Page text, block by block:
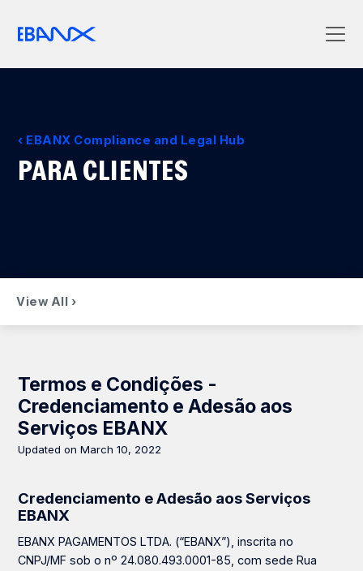
EBANX Compliance and Legal Hub
PARA CLIENTES
View All
Termos e Condições -
Credenciamento e Adesão aos
Serviços EBANX
Updated on March 10, 2022
Credenciamento e Adesão aos Serviços
EBANX
EBANX PAGAMENTOS LTDA. (“EBANX”), inscrita no
CNPJ/MF sob o nº 24.080.493.0001-85, com sede Rua